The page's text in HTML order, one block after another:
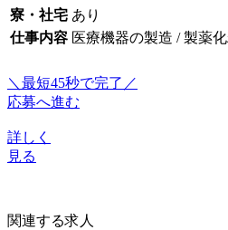
寮・社宅 あり
仕事内容 医療機器の製造 / 製薬
＼最短45秒で完了／
応募へ進む
詳しく
見る
関連する求人